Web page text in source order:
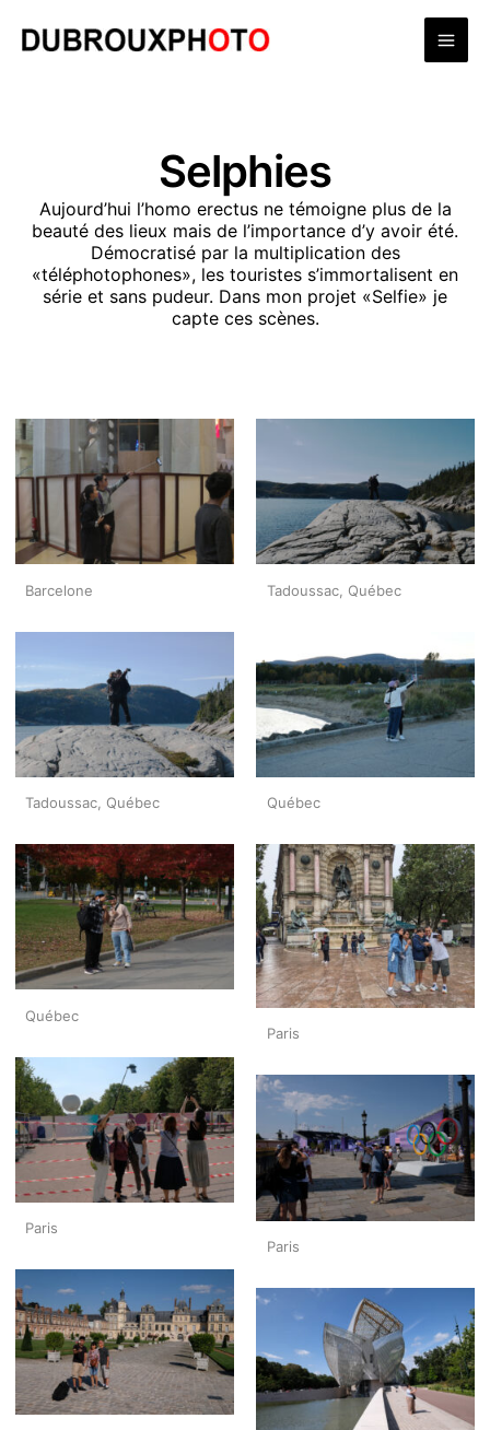
contenu
Main
Selphies
Aujourd’hui l’homo erectus ne témoigne plus de la
beauté des lieux mais de l’importance d’y avoir été.
Démocratisé par la multiplication des
«téléphotophones», les touristes s’immortalisent en
série et sans pudeur. Dans mon projet «Selfie» je
capte ces scènes.
Barcelone Tadoussac, Québec
Tadoussac, Québec Québec
Québec
Paris
Paris
Paris